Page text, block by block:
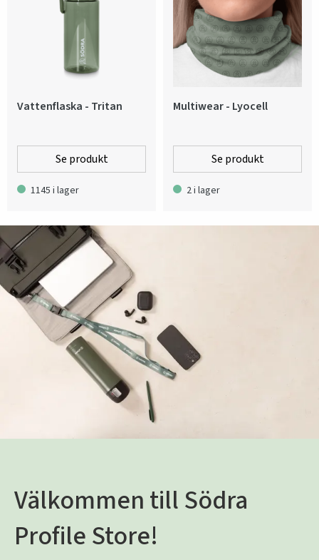
Vattenflaska - Tritan
Se produkt
1145 i lager
Multiwear - Lyocell
Se produkt
2 i lager
Välkommen till Södra
Profile Store!